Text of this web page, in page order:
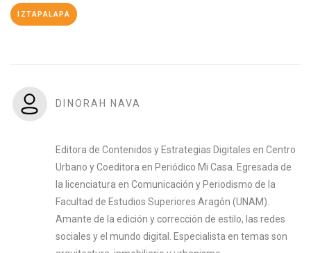
IZTAPALAPA
DINORAH NAVA
Editora de Contenidos y Estrategias Digitales en Centro
Urbano y Coeditora en Periódico Mi Casa. Egresada de
la licenciatura en Comunicación y Periodismo de la
Facultad de Estudios Superiores Aragón (UNAM).
Amante de la edición y corrección de estilo, las redes
sociales y el mundo digital. Especialista en temas son